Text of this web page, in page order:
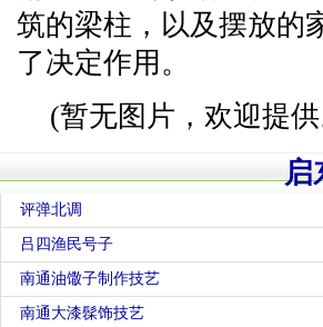
筑的梁柱，以及摆放的
了决定作用。
(暂无图片，欢迎提
启
评弹北调
吕四渔民号子
南通油馓子制作技艺
南通大漆髹饰技艺